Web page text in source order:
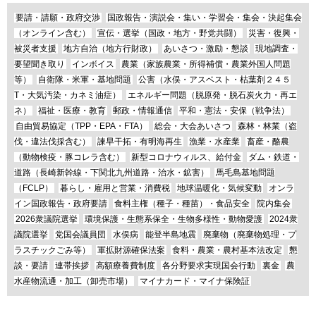
要請・請願・政府交渉
国政報告・演説会・集い・学習会・集会・決起集会
（オンライン含む）
宣伝・選挙（国政・地方・野党共闘）
災害・復興・
被災者支援
地方自治（地方行財政） あいさつ・激励・懇談
現地調査・
要望聞き取り
インボイス
農業（家族農業・所得補償・農業外国人問題
等）
自衛隊・米軍・基地問題
公害（水俣・アスベスト・枯葉剤２４５
T・大気汚染・カネミ油症）
エネルギー問題（脱原発・脱石炭火力・再エ
ネ）
福祉・医療・教育 郵政・情報通信
平和・憲法・安保（戦争法）
自由貿易協定（TPP・EPA・FTA）
総会・大会あいさつ
森林・林業（盗
伐・違法伐採含む）
諫早干拓・有明海再生 漁業・水産業
畜産・酪農
（動物検疫・豚コレラ含む）
新型コロナウィルス、給付金
ダム・鉄道・
道路（長崎新幹線・下関北九州道路・治水・鉱害）
馬毛島基地問題
（FCLP）
暮らし・雇用と営業・消費税 地球温暖化・気候変動
オンラ
イン国政報告・政府要請
食料主権（種子・種苗）・食品安全
院内集会
2026衆議院選挙
環境保護・生態系保全・生物多様性・動物愛護
2024衆
議院選挙
党国会議員団 水俣病 能登半島地震
廃棄物（廃棄物処理・プ
ラスチックごみ等）
軍拡財源確保法案 食料・農業・農村基本法改定
懇
談・要請
連帯挨拶 高額療養費制度 各分野要求実現国会行動 裏金
農
水産物流通・加工（卸売市場）
マイナカード・マイナ保険証